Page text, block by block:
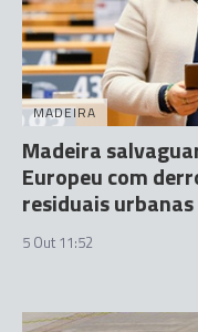
MADEIRA
Madeira
Europeu com
residuais urbanas
5 Out 11:52